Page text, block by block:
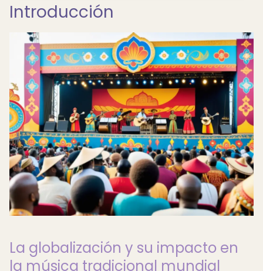
Introducción
La globalización y su impacto en
la música tradicional mundial